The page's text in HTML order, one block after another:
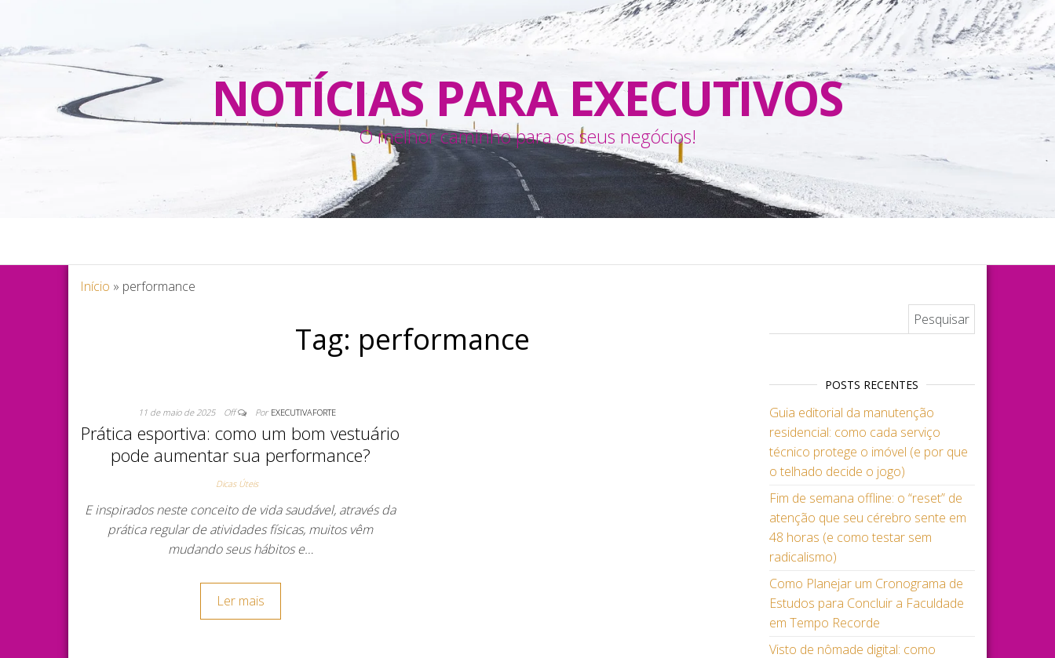
NOTÍCIAS PARA EXECUTIVOS
O melhor caminho para os seus negócios!
Início » performance
Tag: performance
11 de maio de 2025 Off Por EXECUTIVAFORTE
Prática esportiva: como um bom vestuário
pode aumentar sua performance?
Dicas Úteis
E inspirados neste conceito de vida saudável, através da
prática regular de atividades físicas, muitos vêm
mudando seus hábitos e…
Ler mais
POSTS RECENTES
Guia editorial da manutenção
residencial: como cada serviço
técnico protege o imóvel (e por que
o telhado decide o jogo)
Fim de semana offline: o “reset” de
atenção que seu cérebro sente em
48 horas (e como testar sem
radicalismo)
Como Planejar um Cronograma de
Estudos para Concluir a Faculdade
em Tempo Recorde
Visto de nômade digital: como